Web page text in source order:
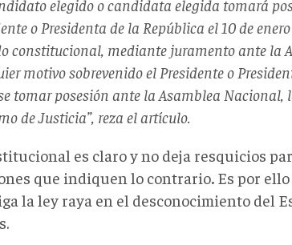
elegido o candidata elegida tomará
o Presidenta de la República el 10 de
constitucional, mediante juramento ante la
motivo sobrevenido el Presidente o
tomar posesión ante la Asamblea
de Justicia”, reza el artículo.
es claro y no deja resquicios
que indiquen lo contrario. Es por
la ley raya en el desconocimiento del